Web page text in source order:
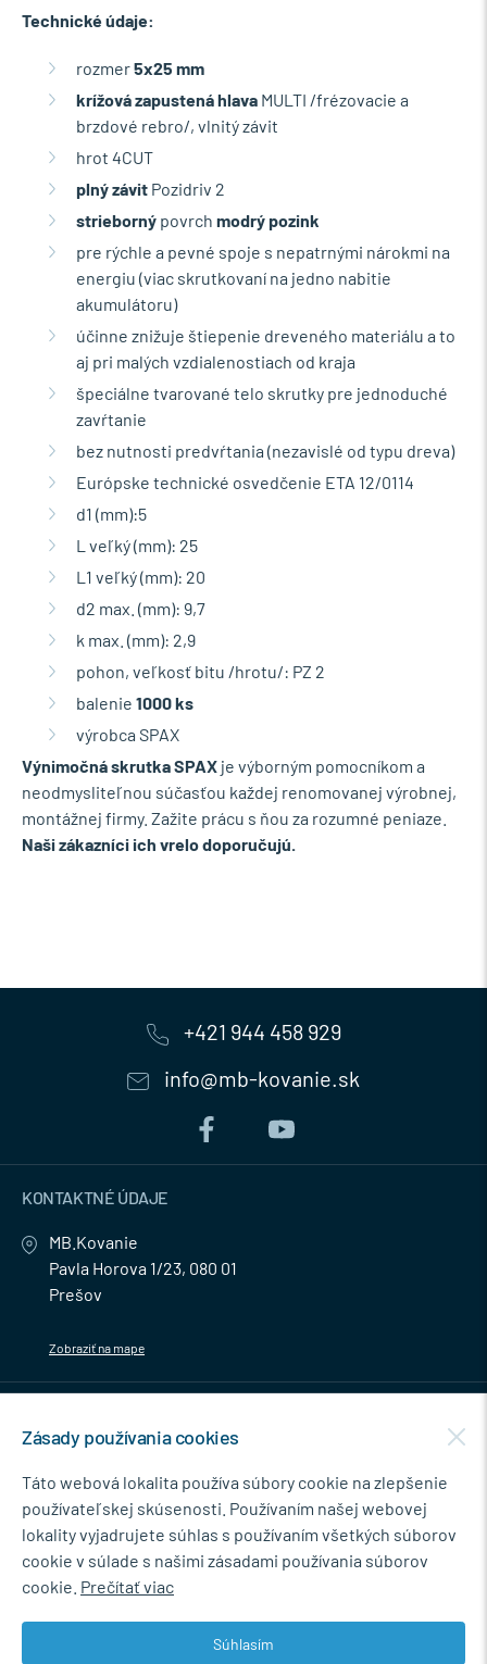
Technické údaje:
rozmer5x25 mm
krížová zapustená hlava MULTI /frézovacie a
brzdové rebro/, vlnitý závit
hrot 4CUT
plný závit Pozidriv 2
strieborný povrch modrý pozink
pre rýchle a pevné spoje s nepatrnými nárokmi na
energiu (viac skrutkovaní na jedno nabitie
akumulátoru)
účinne znižuje štiepenie dreveného materiálu a to
aj pri malých vzdialenostiach od kraja
špeciálne tvarované telo skrutky pre jednoduché
zavŕtanie
bez nutnosti predvŕtania (nezavislé od typu dreva)
Európske technické osvedčenie ETA 12/0114
d1 (mm):5
L veľký (mm): 25
L1 veľký (mm): 20
d2 max. (mm): 9,7
k max. (mm): 2,9
pohon, veľkosť bitu /hrotu/: PZ 2
balenie 1000 ks
výrobca SPAX
Výnimočná skrutka SPAX je výborným pomocníkom a
neodmysliteľnou súčasťou každej renomovanej výrobnej,
montážnej firmy. Zažite prácu s ňou za rozumné peniaze.
Naši zákazníci ich vrelo doporučujú.
+421 944 458 929
info@mb-kovanie.sk
KONTAKTNÉ ÚDAJE
MB.Kovanie
Pavla Horova 1/23, 080 01
Prešov
Zobraziť na mape
NEWSLETTER
Súhlasím so spracovaním osobných údajov pre marketingové účely.
Zásady ochrany osobných údajov
Zásady používania cookies
Táto webová lokalita používa súbory cookie na zlepšenie
používateľskej skúsenosti. Používaním našej webovej
lokality vyjadrujete súhlas s používaním všetkých súborov
cookie v súlade s našimi zásadami používania súborov
cookie. Prečítať viac
Súhlasím